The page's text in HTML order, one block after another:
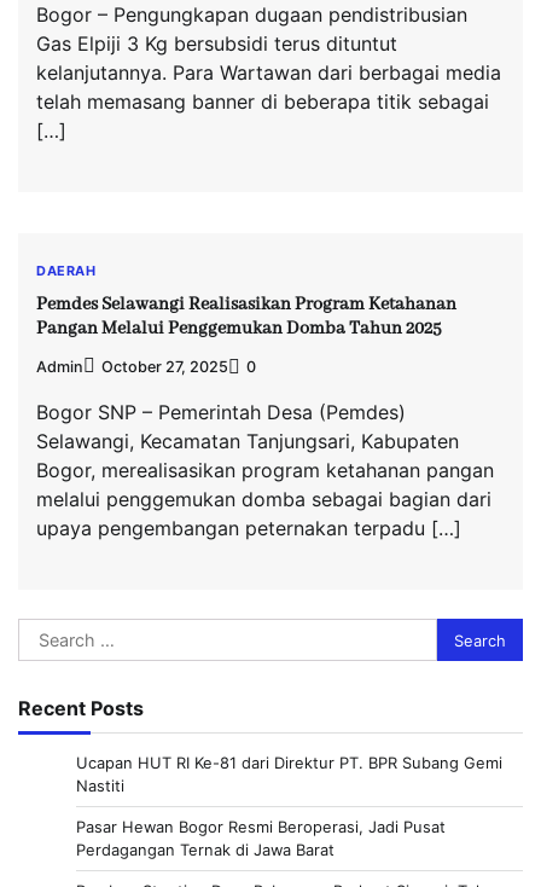
Bogor – Pengungkapan dugaan pendistribusian
Gas Elpiji 3 Kg bersubsidi terus dituntut
kelanjutannya. Para Wartawan dari berbagai media
telah memasang banner di beberapa titik sebagai
[…]
DAERAH
Pemdes Selawangi Realisasikan Program Ketahanan
Pangan Melalui Penggemukan Domba Tahun 2025
Admin October 27, 2025 0
Bogor SNP – Pemerintah Desa (Pemdes)
Selawangi, Kecamatan Tanjungsari, Kabupaten
Bogor, merealisasikan program ketahanan pangan
melalui penggemukan domba sebagai bagian dari
upaya pengembangan peternakan terpadu […]
Search
for:
Recent Posts
Ucapan HUT RI Ke-81 dari Direktur PT. BPR Subang Gemi
Nastiti
Pasar Hewan Bogor Resmi Beroperasi, Jadi Pusat
Perdagangan Ternak di Jawa Barat